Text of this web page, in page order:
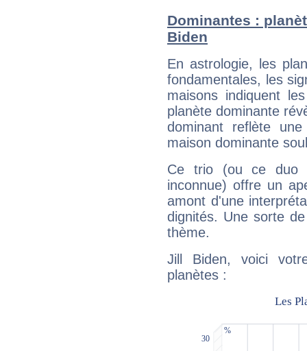
Dominantes :
Biden
En astrologie, les
fondamentales, les
maisons indiquent
planète dominante
dominant reflète
maison dominante
Ce trio (ou ce duo
inconnue) offre un
amont d'une
dignités. Une sorte
thème.
Jill Biden, voici
planètes :